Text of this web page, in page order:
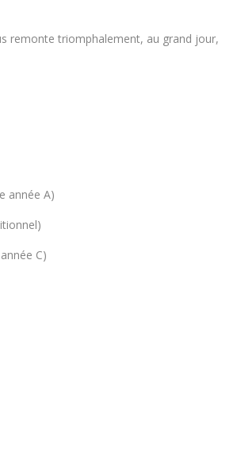
remonte triomphalement, au grand jour,
année A)
C)